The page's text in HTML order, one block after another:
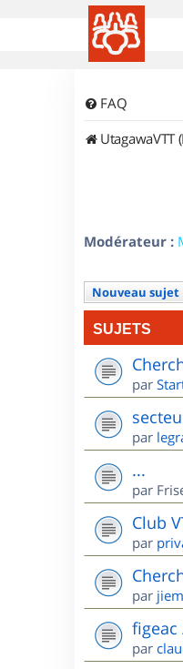
FAQ
UtagawaVTT
Modérateur :
Nouveau sujet
SUJETS
par
par
...
par
Club
par
par
figeac
par